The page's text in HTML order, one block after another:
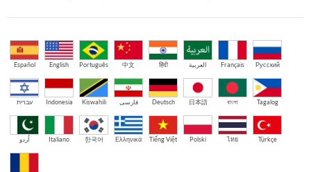
Español English Português 中文 हिंदी العربية Français Русский
עברית Indonesia Kiswahili فارسی Deutsch 日本語 বাংলা Tagalog
اُردو Italiano 한국어 Ελληνικά Tiếng Việt Polski ไทย Türkçe